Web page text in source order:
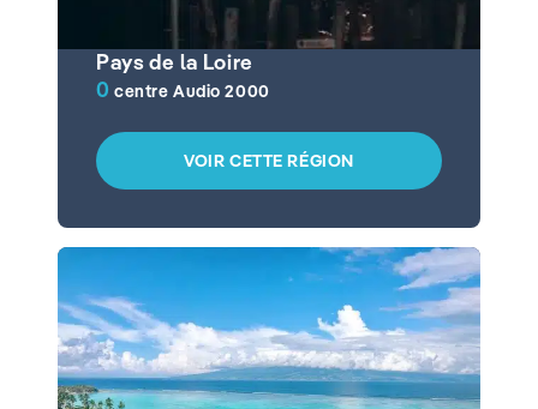
Pays de la Loire
0 centre Audio 2000
VOIR CETTE RÉGION